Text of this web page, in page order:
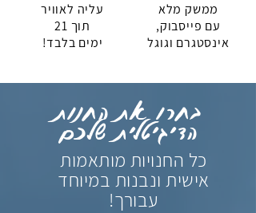
עליה לאוויר
תוך 21
ימים בלבד!
ממשק מלא
עם פייסבוק,
אינסטגרם וגוגל
בחרו את החנות
הדיגיטלית שלכם
כל החנויות מותאמות
אישית ונבנות במיוחד
עבורך!